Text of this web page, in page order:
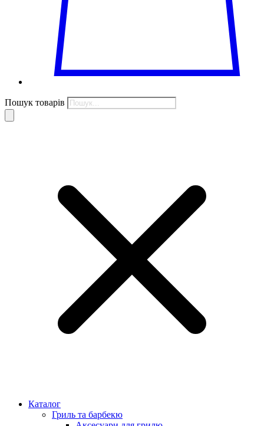
Пошук товарів
Каталог
Гриль та барбекю